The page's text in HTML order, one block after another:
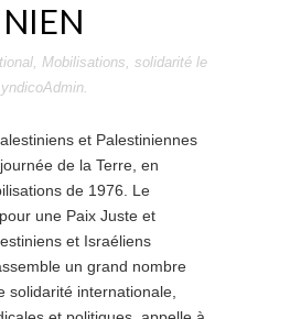
, Mobilisations, solidarité le
.
et Palestiniennes
de la Terre, en
de 1976. Le
une Paix Juste et
et Israéliens
un grand nombre
solidarité internationale,